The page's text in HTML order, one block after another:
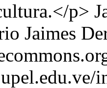
p>
Jaimes